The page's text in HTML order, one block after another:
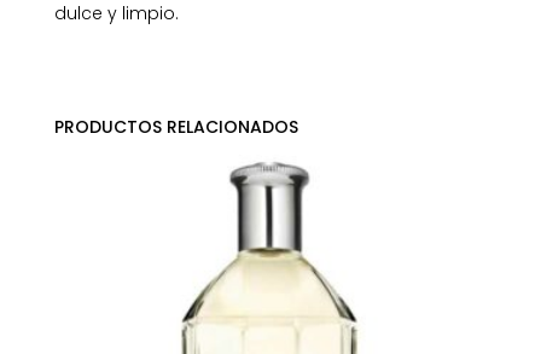
dulce y limpio.
PRODUCTOS RELACIONADOS